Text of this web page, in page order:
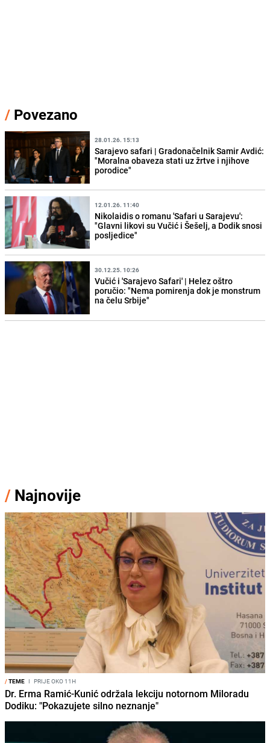
/ Povezano
28.01.26. 15:13
Sarajevo safari | Gradonačelnik Samir Avdić:
"Moralna obaveza stati uz žrtve i njihove
porodice"
12.01.26. 11:40
Nikolaidis o romanu 'Safari u Sarajevu':
"Glavni likovi su Vučić i Šešelj, a Dodik snosi
posljedice"
30.12.25. 10:26
Vučić i 'Sarajevo Safari' | Helez oštro
poručio: "Nema pomirenja dok je monstrum
na čelu Srbije"
/ Najnovije
/TEME I PRIJE OKO 11H
Dr. Erma Ramić-Kunić održala lekciju notornom Miloradu
Dodiku: "Pokazujete silno neznanje"